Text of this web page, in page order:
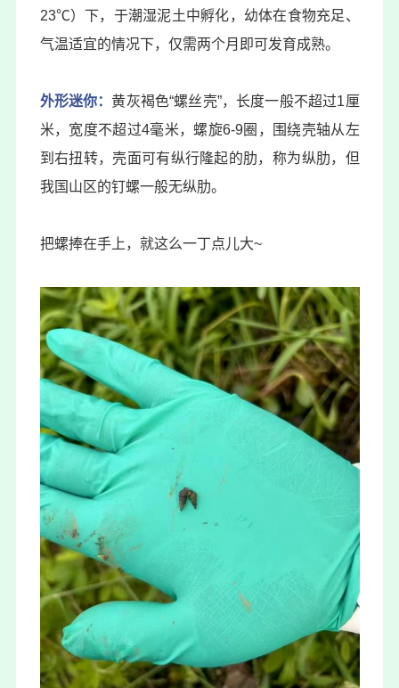
23℃）下，于潮湿泥土中孵化，幼体在食物充足、
气温适宜的情况下，仅需两个月即可发育成熟。
外形迷你：黄灰褐色“螺丝壳”，长度一般不超过1厘
米，宽度不超过4毫米，螺旋6-9圈，围绕壳轴从左
到右扭转，壳面可有纵行隆起的肋，称为纵肋，但
我国山区的钉螺一般无纵肋。
把螺捧在手上，就这么一丁点儿大~